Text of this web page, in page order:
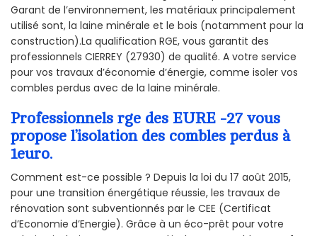
Garant de l’environnement, les matériaux principalement
utilisé sont, la laine minérale et le bois (notamment pour la
construction).La qualification RGE, vous garantit des
professionnels CIERREY (27930) de qualité. A votre service
pour vos travaux d’économie d’énergie, comme isoler vos
combles perdus avec de la laine minérale.
Professionnels rge des EURE -27 vous
propose l’isolation des combles perdus à
1euro.
Comment est-ce possible ? Depuis la loi du 17 août 2015,
pour une transition énergétique réussie, les travaux de
rénovation sont subventionnés par le CEE (Certificat
d’Economie d’Energie). Grâce à un éco-prêt pour votre